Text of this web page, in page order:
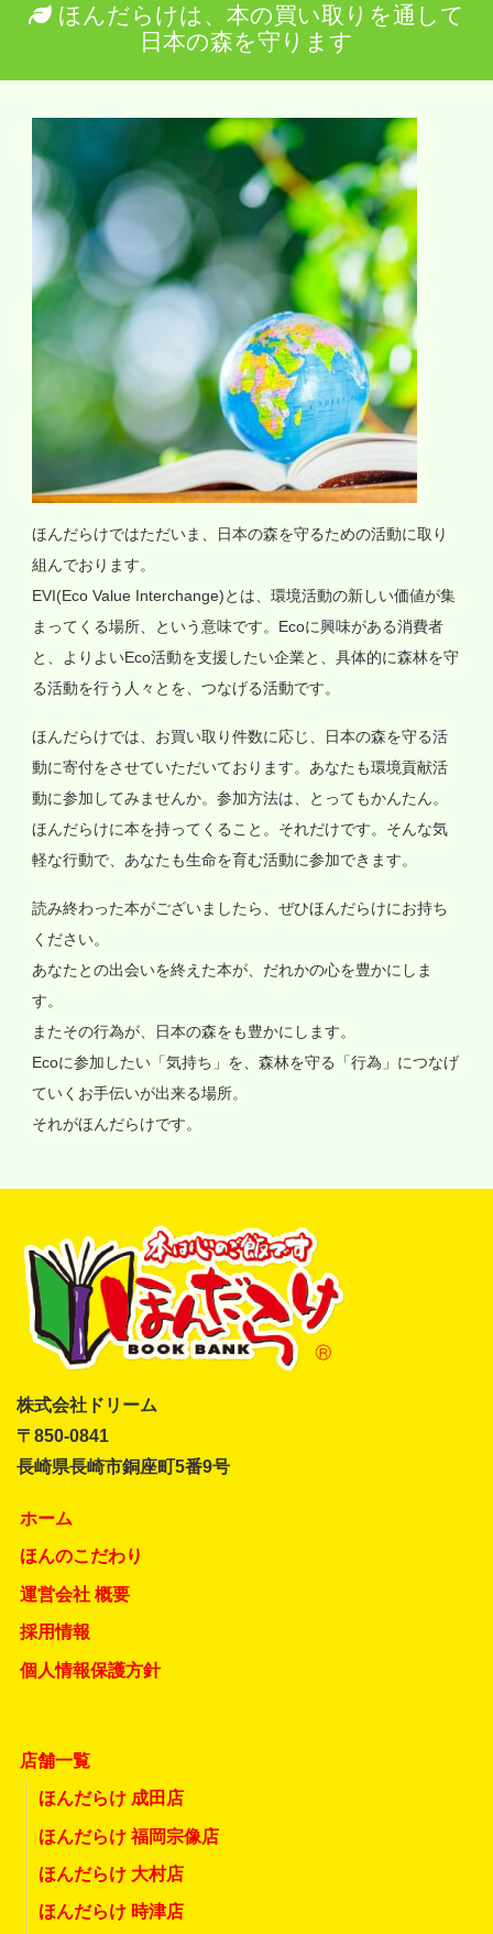
ほんだらけは、本の買い取りを通して
日本の森を守ります
ほんだらけではただいま、日本の森を守るための活動に取り
組んでおります。
EVI(Eco Value Interchange)とは、環境活動の新しい価値が集
まってくる場所、という意味です。Ecoに興味がある消費者
と、よりよいEco活動を支援したい企業と、具体的に森林を守
る活動を行う人々とを、つなげる活動です。
ほんだらけでは、お買い取り件数に応じ、日本の森を守る活
動に寄付をさせていただいております。あなたも環境貢献活
動に参加してみませんか。参加方法は、とってもかんたん。
ほんだらけに本を持ってくること。それだけです。そんな気
軽な行動で、あなたも生命を育む活動に参加できます。
読み終わった本がございましたら、ぜひほんだらけにお持ち
ください。
あなたとの出会いを終えた本が、だれかの心を豊かにしま
す。
またその行為が、日本の森をも豊かにします。
Ecoに参加したい「気持ち」を、森林を守る「行為」につなげ
ていくお手伝いが出来る場所。
それがほんだらけです。
株式会社ドリーム
〒850-0841
長崎県長崎市銅座町5番9号
ホーム
ほんのこだわり
運営会社 概要
採用情報
個人情報保護方針
店舗一覧
ほんだらけ 成田店
ほんだらけ 福岡宗像店
ほんだらけ 大村店
ほんだらけ 時津店